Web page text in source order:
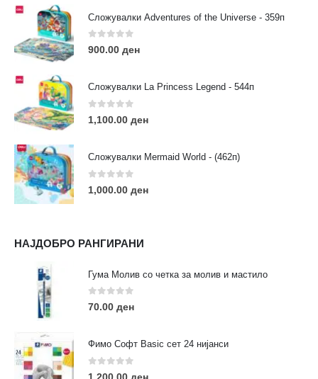
Сложувалки Adventures of the Universe - 359п
0out of 5
900.00 ден
Сложувалки La Princess Legend - 544п
0 out of 5
1,100.00 ден
Сложувалки Mermaid World - (462п)
0 out of 5
1,000.00 ден
НАЈДОБРО РАНГИРАНИ
Гума Молив со четка за молив и мастило
0out of 5
70.00 ден
Фимо Софт Basic сет 24 нијанси
0 out of 5
contact@moehobi.mk
РАБОТНО ВРЕМЕ:
Пон - Саб / 09:00 - 21:00
ЛИНКОВИ
Услови за користење
Големопродажба
Кариера
За нас
Нашите локации
ПОПУЛАРНИ ТАГОВИ
eurodanvest FIMO Креативни Сетови
markers
rapitografi sketch staedtler